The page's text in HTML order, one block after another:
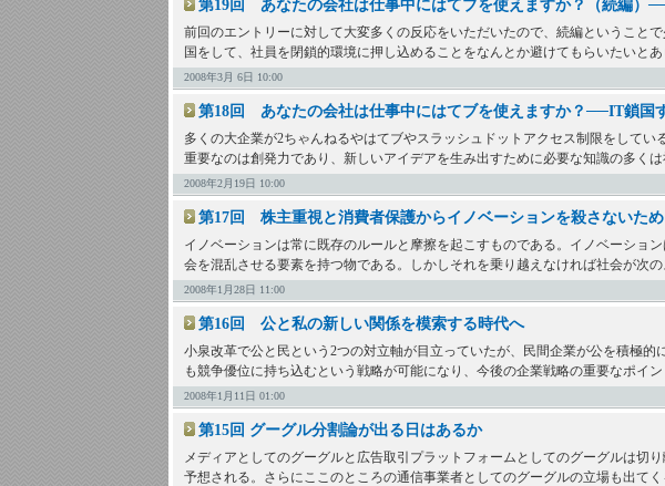
第19回 あなたの会社は仕事中にはてブを使えますか？（続編）
前回のエントリーに対して大変多くの反応をいただいたので、続編ということ
国をして、社員を閉鎖的環境に押し込めることをなんとか避けてもらいたいとあ
2008年3月 6日 10:00
第18回 あなたの会社は仕事中にはてブを使えますか？──IT鎖国
多くの大企業が2ちゃんねるやはてブやスラッシュドットアクセス制限をして
重要なのは創発力であり、新しいアイデアを生み出すために必要な知識の多く
2008年2月19日 10:00
第17回 株主重視と消費者保護からイノベーションを殺さないた
イノベーションは常に既存のルールと摩擦を起こすものである。イノベーショ
会を混乱させる要素を持つ物である。しかしそれを乗り越えなければ社会が次の
2008年1月28日 11:00
第16回 公と私の新しい関係を模索する時代へ
小泉改革で公と民という2つの対立軸が目立っていたが、民間企業が公を積極
も競争優位に持ち込むという戦略が可能になり、今後の企業戦略の重要なポイン
2008年1月11日 01:00
第15回 グーグル分割論が出る日はあるか
メディアとしてのグーグルと広告取引プラットフォームとしてのグーグルは切
予想される。さらにここのところの通信事業者としてのグーグルの立場も出て